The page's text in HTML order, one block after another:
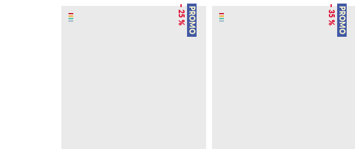
PROMO
– 25 % PROMO
– 35 %